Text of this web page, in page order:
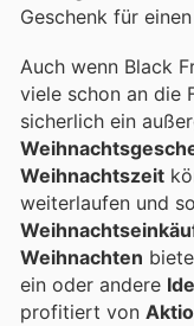
Geschenk für
Auch wenn Black
viele schon an die
sicherlich ein
Weihnachtszeit
weiterlaufen und
Weihnachten
ein oder andere
profitiert von